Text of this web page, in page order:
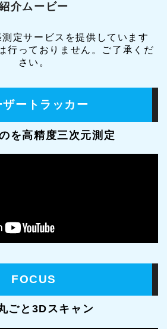
介ムービー
定サービスを提供しています
行っておりません。ご了承くだ
さい。
ザートラッカー
を高精度三次元測定
FOCUS
ごと3Dスキャン